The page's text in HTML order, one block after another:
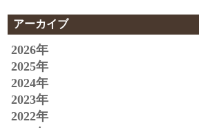
アーカイブ
2026年
2025年
2024年
2023年
2022年